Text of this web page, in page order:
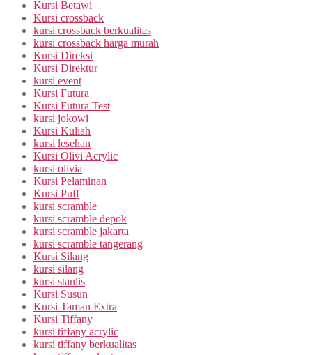
Kursi Betawi
Kursi crossback
kursi crossback berkualitas
kursi crossback harga murah
Kursi Direksi
Kursi Direktur
kursi event
Kursi Futura
Kursi Futura Test
kursi jokowi
Kursi Kuliah
kursi lesehan
Kursi Olivi Acrylic
kursi olivia
Kursi Pelaminan
Kursi Puff
kursi scramble
kursi scramble depok
kursi scramble jakarta
kursi scramble tangerang
Kursi Silang
kursi silang
kursi stanlis
Kursi Susun
Kursi Taman Extra
Kursi Tiffany
kursi tiffany acrylic
kursi tiffany berkualitas